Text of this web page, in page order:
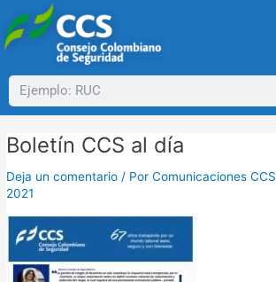
al
contenido
Buscar
Boletín CCS al día
Deja un comentario / PorComunicaciones CCS
2021
Navegación
de
entradas